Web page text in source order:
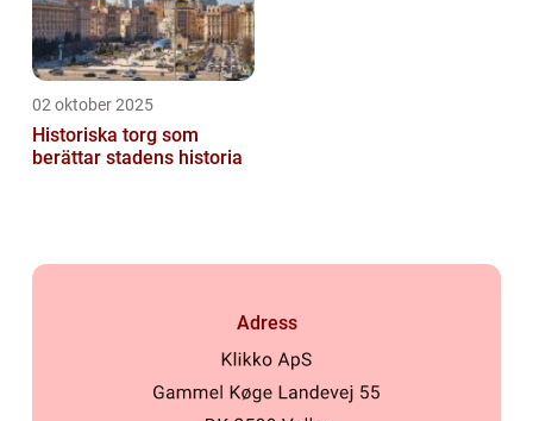
02 oktober 2025
Historiska torg som
berättar stadens historia
Adress